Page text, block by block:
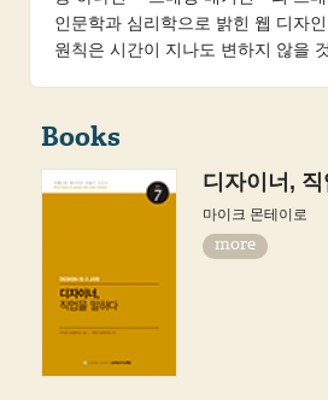
인문학과 심리학으로 밝힌 웹 디자
원칙은 시간이 지나도 변하지 않을
Books
디자이너,
마이크 몬테이로
more